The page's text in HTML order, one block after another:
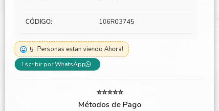
CÓDIGO: 106R03745
5 Personas estan viendo Ahora!
Escribir por WhatsApp
⭐⭐⭐⭐⭐
Métodos de Pago